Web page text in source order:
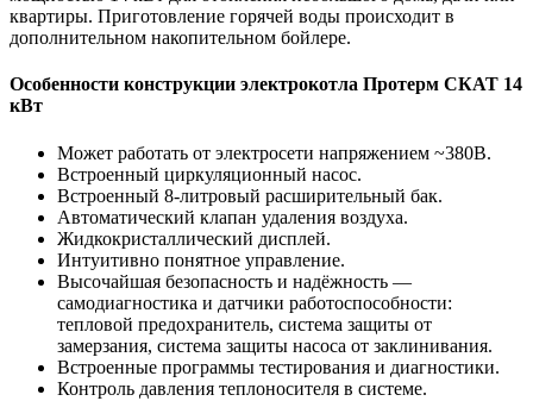
квартиры. Приготовление горячей воды происходит в
дополнительном накопительном бойлере.
Особенности конструкции электрокотла Протерм СКАТ 14
кВт
Может работать от электросети напряжением ~380В.
Встроенный циркуляционный насос.
Встроенный 8-литровый расширительный бак.
Автоматический клапан удаления воздуха.
Жидкокристаллический дисплей.
Интуитивно понятное управление.
Высочайшая безопасность и надёжность —
самодиагностика и датчики работоспособности:
тепловой предохранитель, система защиты от
замерзания, система защиты насоса от заклинивания.
Встроенные программы тестирования и диагностики.
Контроль давления теплоносителя в системе.